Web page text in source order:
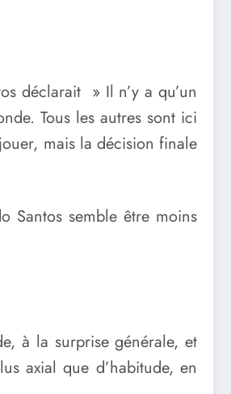
déclarait » Il n’y a qu’un
Tous les autres sont ici
mais la décision finale
Santos semble être moins
à la surprise générale, et
axial que d’habitude, en